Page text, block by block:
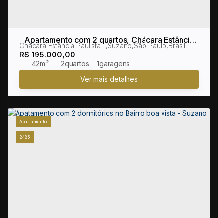
Apartamento com 2 quartos, Chácara Estância
Paulista - Suzano
R$ 195.000,00
Chácara Estância Paulista ,Suzano,São Paulo,Brasil
2
42m² 1
2485
Apartamento